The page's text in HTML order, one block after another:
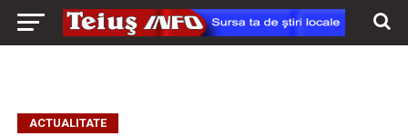
ACTUALITATE